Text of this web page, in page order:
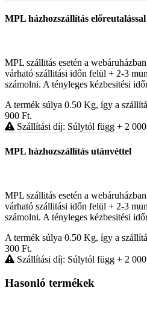
MPL házhozszállítás előreutalással
MPL szállitás esetén a
várható szállitási időn felül + 2-3
számolni. A tényleges kézbesitési
A termék súlya 0.50 Kg, így a
900 Ft.
Szállítási díj: Súlytól függ + 2 000
MPL házhozszállítás utánvéttel
MPL szállitás esetén a
várható szállitási időn felül + 2-3
számolni. A tényleges kézbesitési
A termék súlya 0.50 Kg, így a
300 Ft.
Szállítási díj: Súlytól függ + 2 000
Hasonló termékek